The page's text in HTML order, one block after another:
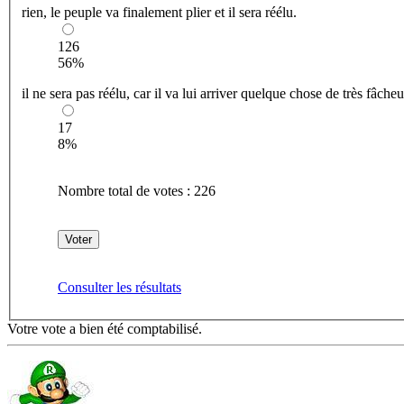
rien, le peuple va finalement plier et il sera réélu.
126
56%
il ne sera pas réélu, car il va lui arriver quelque chose de très
17
8%
Nombre total de votes : 226
Consulter les résultats
Votre vote a bien été comptabilisé.